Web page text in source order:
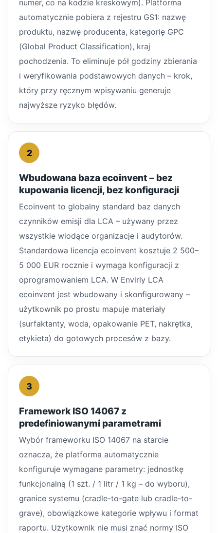
numer, co na kodzie kreskowym). Platforma
automatycznie pobiera z rejestru GS1: nazwę
produktu, nazwę producenta, kategorię GPC
(Global Product Classification), kraj
pochodzenia. To eliminuje pół godziny zbierania
i weryfikowania podstawowych danych – krok,
który przy ręcznym wpisywaniu generuje
najwyższe ryzyko błędów.
2
Wbudowana baza ecoinvent – bez
kupowania licencji, bez konfiguracji
Ecoinvent to globalny standard baz danych
czynników emisji dla LCA – używany przez
wszystkie wiodące organizacje i audytorów.
Standardowa licencja ecoinvent kosztuje 2 500–
5 000 EUR rocznie i wymaga konfiguracji z
oprogramowaniem LCA. W Envirly LCA
ecoinvent jest wbudowany i skonfigurowany –
użytkownik po prostu mapuje materiały
(surfaktanty, woda, opakowanie PET, nakrętka,
etykieta) do gotowych procesów z bazy.
3
Framework ISO 14067 z
predefiniowanymi parametrami
Wybór frameworku ISO 14067 na starcie
oznacza, że platforma automatycznie
konfiguruje wymagane parametry: jednostkę
funkcjonalną (1 szt. / 1 litr / 1 kg – do wyboru),
granice systemu (cradle-to-gate lub cradle-to-
grave), obowiązkowe kategorie wpływu i format
raportu. Użytkownik nie musi znać normy ISO